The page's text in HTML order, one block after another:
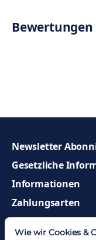
Bewertungen
Gesetzliche
Informationen
Zahlungsarten
Wir sind Profis
Newsletter
Wie wir Cookies &